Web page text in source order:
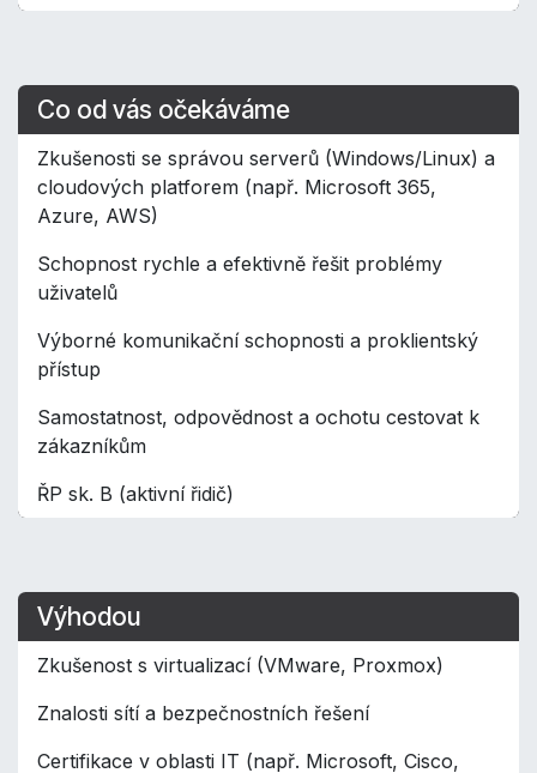
Co od vás očekáváme
Zkušenosti se správou serverů (Windows/Linux) a
cloudových platforem (např. Microsoft 365,
Azure, AWS)
Schopnost rychle a efektivně řešit problémy
uživatelů
Výborné komunikační schopnosti a proklientský
přístup
Samostatnost, odpovědnost a ochotu cestovat k
zákazníkům
ŘP sk. B (aktivní řidič)
Výhodou
Zkušenost s virtualizací (VMware, Proxmox)
Znalosti sítí a bezpečnostních řešení
Certifikace v oblasti IT (např. Microsoft, Cisco,